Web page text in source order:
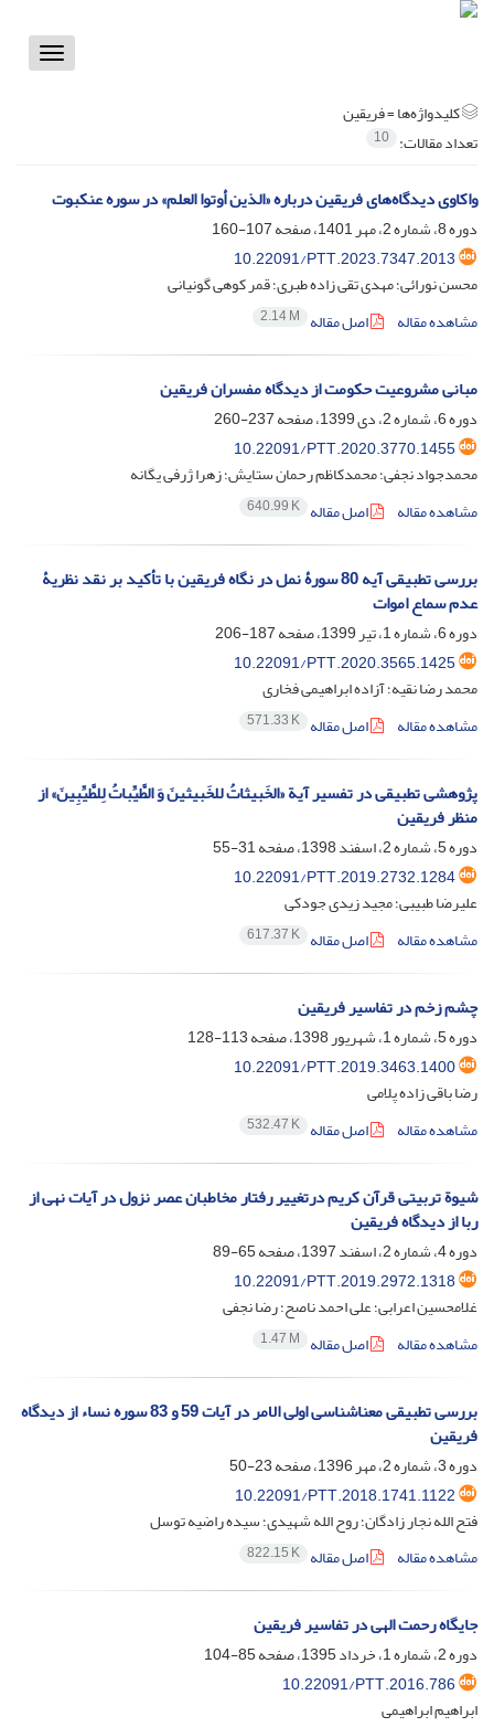
Toggle
کلیدواژه‌ها =فریقین
تعداد مقالات: 10
واکاوی دیدگاه‌های فریقین درباره «الذین أوتوا العلم» در سوره عنکبوت
دوره 8، شماره 2، مهر 1401، صفحه
107-160
10.22091/PTT.2023.7347.2013
محسن نورائی؛ مهدی تقی زاده طبری؛ قمر کوهی گونیانی
مشاهده مقاله
اصل مقاله 2.14 M
مبانی مشروعیت حکومت از دیدگاه مفسران فریقین
دوره 6، شماره 2، دی 1399، صفحه
237-260
10.22091/PTT.2020.3770.1455
محمدجواد نجفی؛ محمدکاظم رحمان ستایش؛ زهرا ژرفی یگانه
مشاهده مقاله
اصل مقاله 640.99 K
بررسی تطبیقی آیه 80 سورۀ نمل در نگاه فریقین با تأکید بر نقد نظریۀ
عدم سماع اموات
دوره 6، شماره 1، تیر 1399، صفحه
187-206
10.22091/PTT.2020.3565.1425
محمد رضا نقیه؛ آزاده ابراهیمی فخاری
مشاهده مقاله
اصل مقاله 571.33 K
پژوهشی تطبیقی در تفسیر آیة «الخَبیثاتُ للخَبیثینَ وَ الطَّیِّباتُ لِلطَّیِّبِینَ» از
منظر فریقین
دوره 5، شماره 2، اسفند 1398، صفحه
31-55
10.22091/PTT.2019.2732.1284
علیرضا طبیبی؛ مجید زیدی جودکی
مشاهده مقاله
اصل مقاله 617.37 K
چشم زخم در تفاسیر فریقین
دوره 5، شماره 1، شهریور 1398، صفحه
113-128
10.22091/PTT.2019.3463.1400
رضا باقی زاده پلامی
مشاهده مقاله
اصل مقاله 532.47 K
شیوة تربیتی قرآن کریم درتغییر رفتار مخاطبان عصر نزول در آیات نهی از
ربا از دیدگاه فریقین
دوره 4، شماره 2، اسفند 1397، صفحه
65-89
10.22091/PTT.2019.2972.1318
غلامحسین اعرابی؛ علی احمد ناصح؛ رضا نجفی
مشاهده مقاله
اصل مقاله 1.47 M
بررسی تطبیقی معناشناسی اولی الامر در آیات 59 و 83 سوره نساء از دیدگاه
فریقین
دوره 3، شماره 2، مهر 1396، صفحه
23-50
10.22091/PTT.2018.1741.1122
فتح الله نجار زادگان؛ روح الله شهیدی؛ سیده راضیه توسل
مشاهده مقاله
اصل مقاله 822.15 K
جایگاه رحمت الهی در تفاسیر فریقین
دوره 2، شماره 1، خرداد 1395، صفحه
85-104
10.22091/PTT.2016.786
ابراهیم ابراهیمی